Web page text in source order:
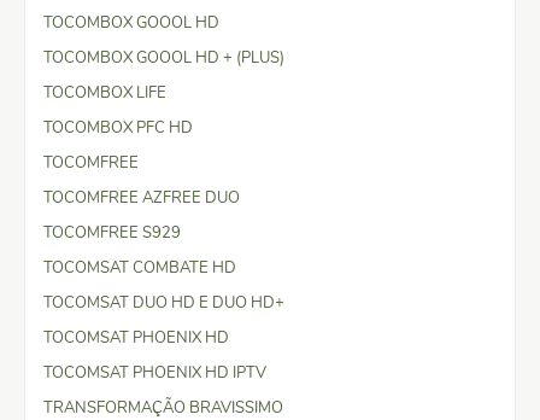
TOCOMBOX GOOOL HD
TOCOMBOX GOOOL HD + (PLUS)
TOCOMBOX LIFE
TOCOMBOX PFC HD
TOCOMFREE
TOCOMFREE AZFREE DUO
TOCOMFREE S929
TOCOMSAT COMBATE HD
TOCOMSAT DUO HD E DUO HD+
TOCOMSAT PHOENIX HD
TOCOMSAT PHOENIX HD IPTV
TRANSFORMAÇÃO BRAVISSIMO